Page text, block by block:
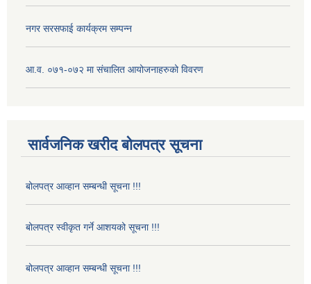
नगर सरसफाई कार्यक्रम सम्पन्न
आ.व. ०७१-०७२ मा संचालित आयोजनाहरुको विवरण
सार्वजनिक खरीद बोलपत्र सूचना
बोलपत्र आव्हान सम्बन्धी सूचना !!!
बोलपत्र स्वीकृत गर्ने आशयको सूचना !!!
बोलपत्र आव्हान सम्बन्धी सूचना !!!